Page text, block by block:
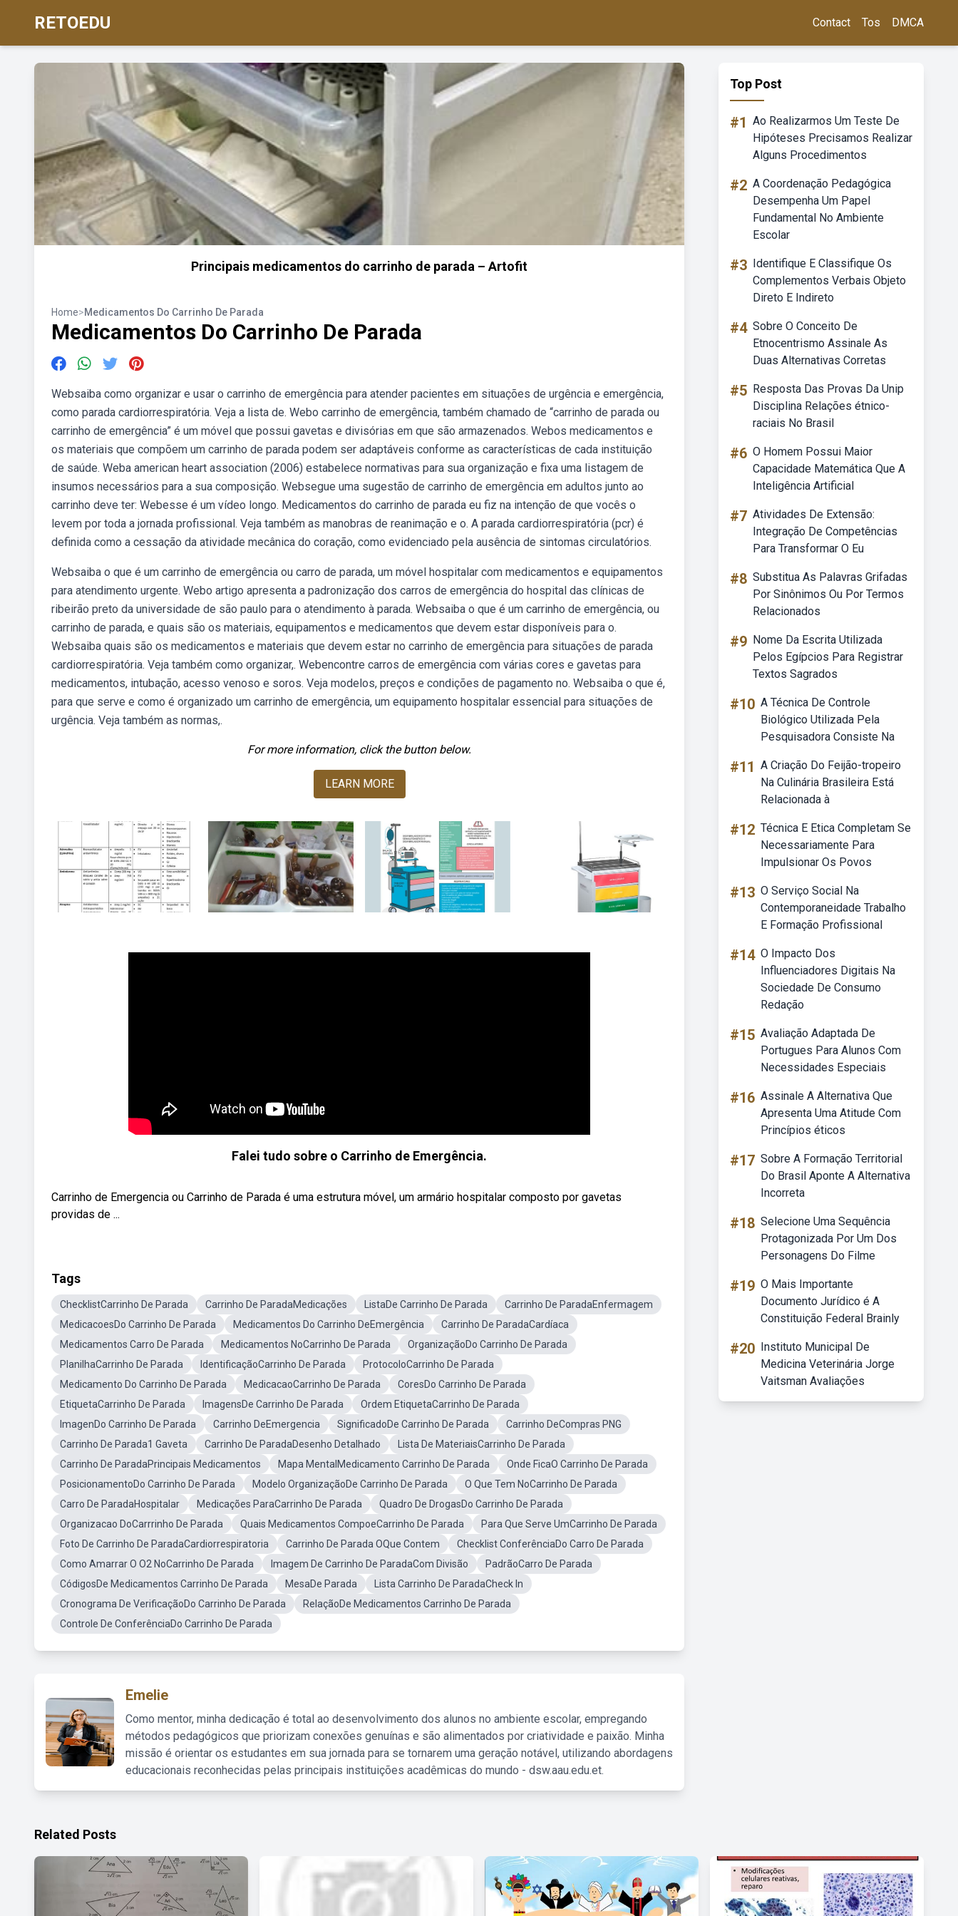
RETOEDU Contact Tos DMCA
Principais medicamentos do carrinho de parada – Artofit
Home>Medicamentos Do Carrinho De Parada
Medicamentos Do Carrinho De Parada
Websaiba como organizar e usar o carrinho de emergência para atender pacientes em situações de urgência e emergência,
como parada cardiorrespiratória. Veja a lista de. Webo carrinho de emergência, também chamado de “carrinho de parada ou
carrinho de emergência” é um móvel que possui gavetas e divisórias em que são armazenados. Webos medicamentos e
os materiais que compõem um carrinho de parada podem ser adaptáveis conforme as características de cada instituição
de saúde. Weba american heart association (2006) estabelece normativas para sua organização e fixa uma listagem de
insumos necessários para a sua composição. Websegue uma sugestão de carrinho de emergência em adultos junto ao
carrinho deve ter: Webesse é um vídeo longo. Medicamentos do carrinho de parada eu fiz na intenção de que vocês o
levem por toda a jornada profissional. Veja também as manobras de reanimação e o. A parada cardiorrespiratória (pcr) é
definida como a cessação da atividade mecânica do coração, como evidenciado pela ausência de sintomas circulatórios.
Websaiba o que é um carrinho de emergência ou carro de parada, um móvel hospitalar com medicamentos e equipamentos
para atendimento urgente. Webo artigo apresenta a padronização dos carros de emergência do hospital das clínicas de
ribeirão preto da universidade de são paulo para o atendimento à parada. Websaiba o que é um carrinho de emergência, ou
carrinho de parada, e quais são os materiais, equipamentos e medicamentos que devem estar disponíveis para o.
Websaiba quais são os medicamentos e materiais que devem estar no carrinho de emergência para situações de parada
cardiorrespiratória. Veja também como organizar,. Webencontre carros de emergência com várias cores e gavetas para
medicamentos, intubação, acesso venoso e soros. Veja modelos, preços e condições de pagamento no. Websaiba o que é,
para que serve e como é organizado um carrinho de emergência, um equipamento hospitalar essencial para situações de
urgência. Veja também as normas,.
For more information, click the button below.
LEARN MORE
Falei tudo sobre o Carrinho de Emergência.
Carrinho de Emergencia ou Carrinho de Parada é uma estrutura móvel, um armário hospitalar composto por gavetas
providas de ...
Tags
ChecklistCarrinho De Parada Carrinho De ParadaMedicações ListaDe Carrinho De Parada
Carrinho De ParadaEnfermagem
MedicacoesDo Carrinho De Parada
Medicamentos Do Carrinho DeEmergência
Carrinho De ParadaCardíaca
Medicamentos Carro De Parada
Medicamentos NoCarrinho De Parada
OrganizaçãoDo Carrinho De Parada
PlanilhaCarrinho De Parada
IdentificaçãoCarrinho De Parada
ProtocoloCarrinho De Parada
Medicamento Do Carrinho De Parada
MedicacaoCarrinho De Parada
CoresDo Carrinho De Parada
EtiquetaCarrinho De Parada
ImagensDe Carrinho De Parada
Ordem EtiquetaCarrinho De Parada
ImagenDo Carrinho De Parada
Carrinho DeEmergencia SignificadoDe Carrinho De Parada
Carrinho DeCompras PNG
Carrinho De Parada1 Gaveta
Carrinho De ParadaDesenho Detalhado
Lista De MateriaisCarrinho De Parada
Carrinho De ParadaPrincipais Medicamentos
Mapa MentalMedicamento Carrinho De Parada
Onde FicaO Carrinho De Parada
PosicionamentoDo Carrinho De Parada
Modelo OrganizaçãoDe Carrinho De Parada
O Que Tem NoCarrinho De Parada
Carro De ParadaHospitalar
Medicações ParaCarrinho De Parada
Quadro De DrogasDo Carrinho De Parada
Organizacao DoCarrrinho De Parada
Quais Medicamentos CompoeCarrinho De Parada
Para Que Serve UmCarrinho De Parada
Foto De Carrinho De ParadaCardiorrespiratoria
Carrinho De Parada OQue Contem
Checklist ConferênciaDo Carro De Parada
Como Amarrar O O2 NoCarrinho De Parada
Imagem De Carrinho De ParadaCom Divisão
PadrãoCarro De Parada
CódigosDe Medicamentos Carrinho De Parada
MesaDe Parada
Lista Carrinho De ParadaCheck In
Cronograma De VerificaçãoDo Carrinho De Parada
RelaçãoDe Medicamentos Carrinho De Parada
Controle De ConferênciaDo Carrinho De Parada
Emelie
Como mentor, minha dedicação é total ao desenvolvimento dos alunos no ambiente escolar, empregando
métodos pedagógicos que priorizam conexões genuínas e são alimentados por criatividade e paixão. Minha
missão é orientar os estudantes em sua jornada para se tornarem uma geração notável, utilizando abordagens
educacionais reconhecidas pelas principais instituições acadêmicas do mundo - dsw.aau.edu.et.
Top Post
#1 Ao Realizarmos Um Teste De
Hipóteses Precisamos Realizar
Alguns Procedimentos
#2 A Coordenação Pedagógica
Desempenha Um Papel
Fundamental No Ambiente
Escolar
#3 Identifique E Classifique Os
Complementos Verbais Objeto
Direto E Indireto
#4 Sobre O Conceito De
Etnocentrismo Assinale As
Duas Alternativas Corretas
#5 Resposta Das Provas Da Unip
Disciplina Relações étnico-
raciais No Brasil
#6 O Homem Possui Maior
Capacidade Matemática Que A
Inteligência Artificial
#7 Atividades De Extensão:
Integração De Competências
Para Transformar O Eu
#8 Substitua As Palavras Grifadas
Por Sinônimos Ou Por Termos
Relacionados
#9 Nome Da Escrita Utilizada
Pelos Egípcios Para Registrar
Textos Sagrados
#10 A Técnica De Controle
Biológico Utilizada Pela
Pesquisadora Consiste Na
#11 A Criação Do Feijão-tropeiro
Na Culinária Brasileira Está
Relacionada à
#12 Técnica E Etica Completam Se
Necessariamente Para
Impulsionar Os Povos
#13 O Serviço Social Na
Contemporaneidade Trabalho
E Formação Profissional
#14 O Impacto Dos
Influenciadores Digitais Na
Sociedade De Consumo
Redação
#15 Avaliação Adaptada De
Portugues Para Alunos Com
Necessidades Especiais
#16 Assinale A Alternativa Que
Apresenta Uma Atitude Com
Princípios éticos
#17 Sobre A Formação Territorial
Do Brasil Aponte A Alternativa
Incorreta
#18 Selecione Uma Sequência
Protagonizada Por Um Dos
Personagens Do Filme
#19 O Mais Importante
Documento Jurídico é A
Constituição Federal Brainly
#20 Instituto Municipal De
Medicina Veterinária Jorge
Vaitsman Avaliações
Related Posts